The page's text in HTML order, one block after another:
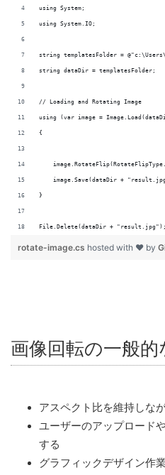
File.Delete(dataDir + "result.jpg");
rotate-image.cs hosted with ❤ by
画像回転の一般的
アスペクト比を維持しな
ユーザーのアップロード
する
グラフィックデザイン作